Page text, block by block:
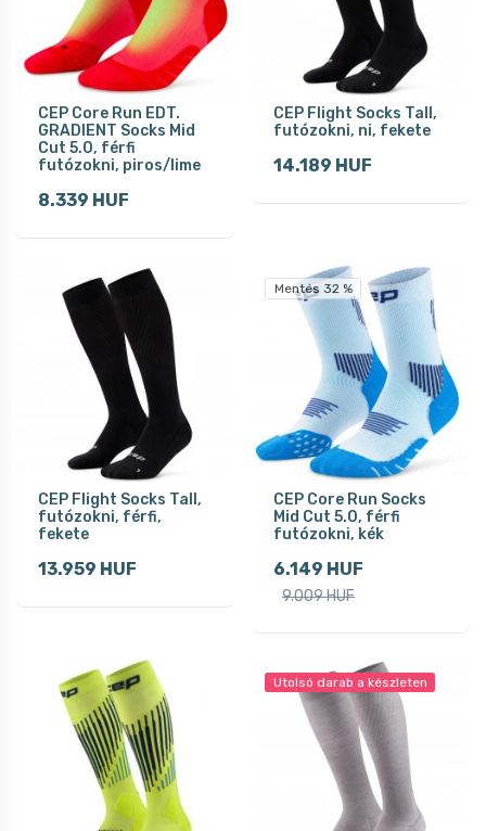
CEP Core Run EDT.
GRADIENT Socks Mid
Cut 5.0, férfi
futózokni, piros/lime
8.339 HUF
CEP Flight Socks Tall,
futózokni, ni, fekete
14.189 HUF
CEP Flight Socks Tall,
futózokni, férfi,
fekete
13.959 HUF
Mentés 32 %
CEP Core Run Socks
Mid Cut 5.0, férfi
futózokni, kék
6.149 HUF
9.009 HUF
Utolsó darab a készleten